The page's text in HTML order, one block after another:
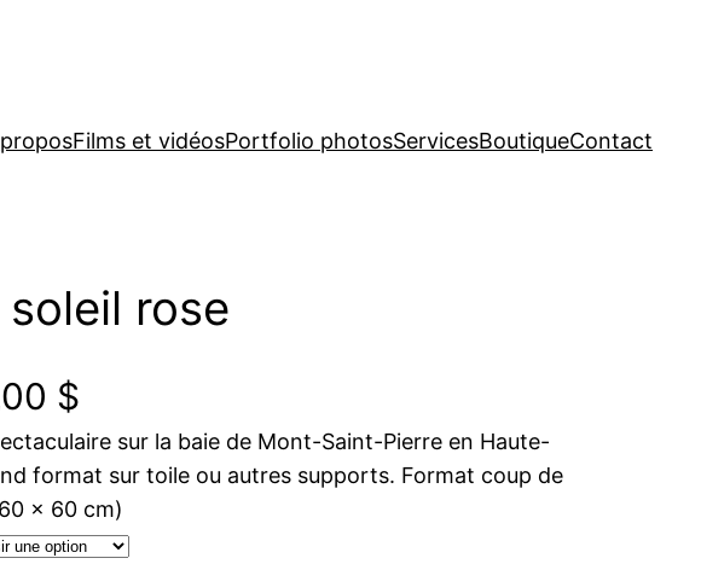
Films et vidéosPortfolio photosServicesBoutiqueContact
rose
$
sur la baie de Mont-Saint-Pierre en Haute-
format sur toile ou autres supports. Format coup de
x 60 cm)